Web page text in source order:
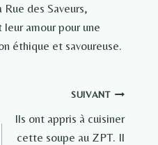
Rue des Saveurs,
amour pour une
éthique et savoureuse.
SUIVANT
Ils ont appris à cuisiner
cette soupe au ZPT. Il